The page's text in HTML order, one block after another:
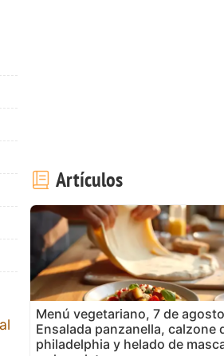
Artículos
Menú vegetariano, 7 de
Ensalada panzanella, calzone
philadelphia y helado de